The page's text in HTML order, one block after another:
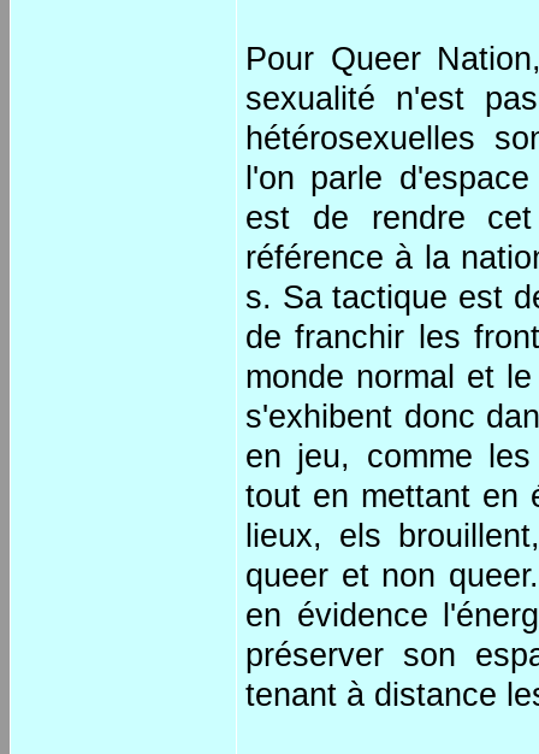
Pour Queer
sexualité n'est
hétérosexuelles
l'on parle
est de rendre cet
référence à la
s. Sa tactique est
de franchir les
monde normal et
s'exhibent donc
en jeu, comme
tout en mettant en
lieux, els
queer et non
en évidence
préserver son
tenant à distance